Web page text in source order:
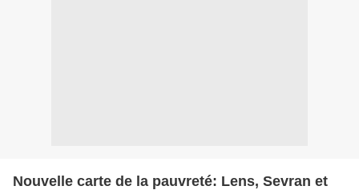
Nouvelle carte de la pauvreté: Lens, Sevran et